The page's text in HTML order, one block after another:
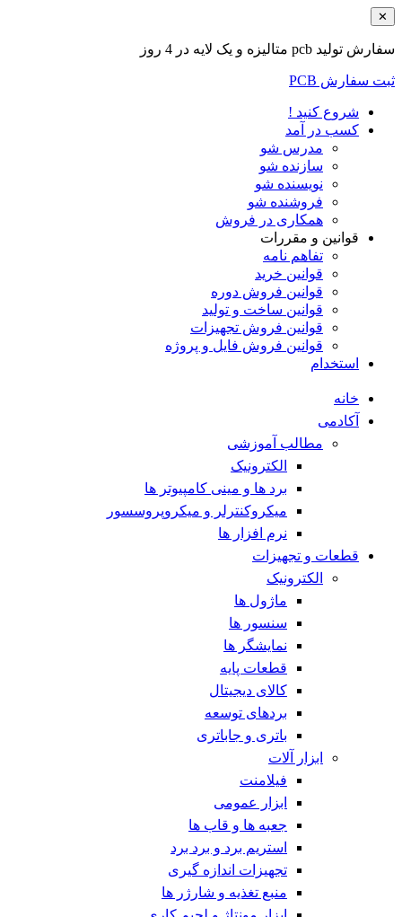
✕
سفارش تولید pcb متالیزه و یک لایه در 4 روز
ثبت سفارش PCB
شروع کنید !
کسب در آمد
مدرس شو
سازنده شو
نویسنده شو
فروشنده شو
همکاری در فروش
قوانین و مقررات
تفاهم نامه
قوانین خرید
قوانین فروش دوره
قوانین ساخت و تولید
قوانین فروش تجهیزات
قوانین فروش فایل و پروژه
استخدام
خانه
آکادمی
مطالب آموزشی
الکترونیک
برد ها و مینی کامپیوتر ها
میکروکنترلر و میکروپروسسور
نرم افزار ها
قطعات و تجهیزات
الکترونیک
ماژول ها
سنسور ها
نمایشگر ها
قطعات پایه
کالای دیجیتال
بردهای توسعه
باتری و جاباتری
ابزار آلات
فیلامنت
ابزار عمومی
جعبه ها و قاب ها
استریم برد و برد برد
تجهیزات اندازه گیری
منبع تغذیه و شارژر ها